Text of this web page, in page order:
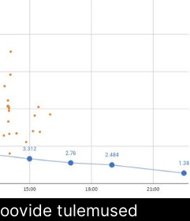
tulemused